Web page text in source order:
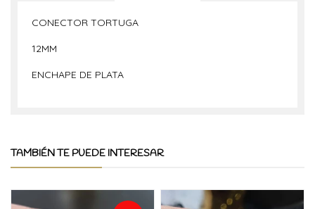
CONECTOR TORTUGA
12MM
ENCHAPE DE PLATA
TAMBIÉN TE PUEDE INTERESAR